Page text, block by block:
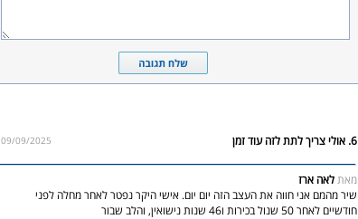
6. אולי צריך לתת לזה עוד זמן 09/09/2025 - 14:11
מאתלאה ארז
שיר מהמם אני חווה את העצב הזה יום יום. אישי היקר נפטר לאחר מחלה לפני
חודשיים לאחר 50 שנול בכירות ו46 שנות נישואין, והלב שבור